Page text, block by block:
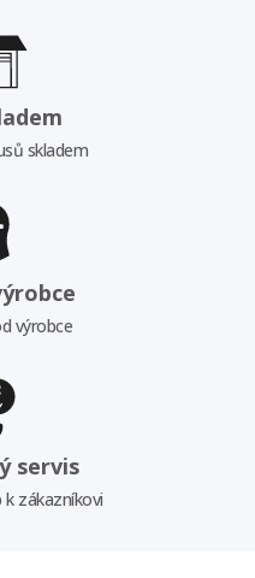
skladem
výrobce
servis
k zákazníkovi